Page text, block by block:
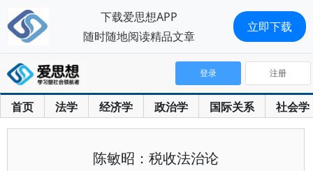
首页 法学 经济学 政治学 国际关系 社会学
登录 注册
陈敏昭：税收法治论
下载爱思想APP
随时随地阅读精品文章
立即下载